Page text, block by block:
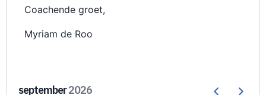
Coachende groet,
Myriam de Roo
september2026